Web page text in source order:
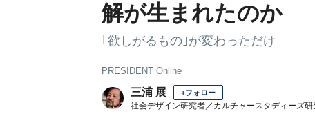
解が生まれたのか
｢欲しがるもの｣が変わっただけ
PRESIDENT Online
三浦 展 +フォロー
社会デザイン研究者／カルチャースタディーズ研